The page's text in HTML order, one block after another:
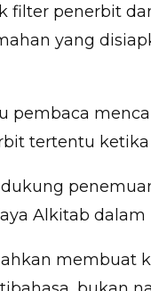
filter penerbit
yang
pembaca
tertentu
Alkitab dalam
membuat